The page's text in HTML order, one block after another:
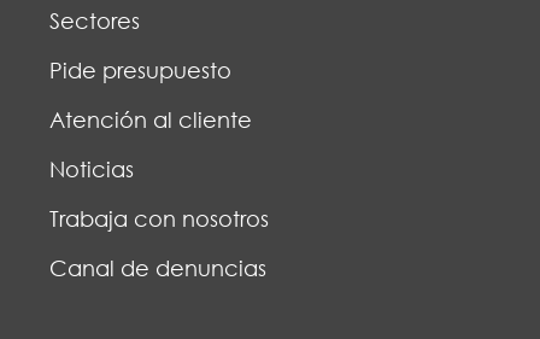
Sectores
Pide presupuesto
Atención al cliente
Noticias
Trabaja con nosotros
Canal de denuncias